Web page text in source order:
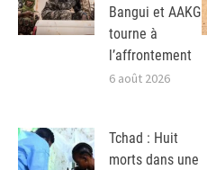
Bangui et AAKG
tourne à
l’affrontement
6 août 2026
Tchad : Huit
morts dans une